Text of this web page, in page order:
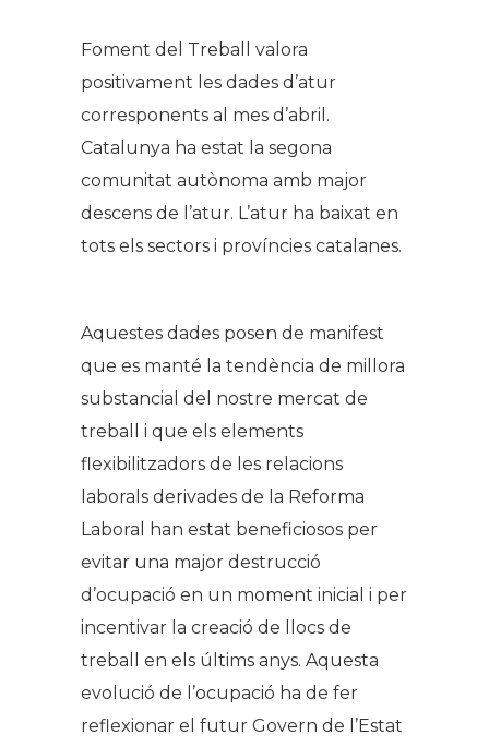
Foment del Treball valora
positivament les dades d’atur
corresponents al mes d’abril.
Catalunya ha estat la segona
comunitat autònoma amb major
descens de l’atur. L’atur ha baixat en
tots els sectors i províncies catalanes.
Aquestes dades posen de manifest
que es manté la tendència de millora
substancial del nostre mercat de
treball i que els elements
flexibilitzadors de les relacions
laborals derivades de la Reforma
Laboral han estat beneficiosos per
evitar una major destrucció
d’ocupació en un moment inicial i per
incentivar la creació de llocs de
treball en els últims anys. Aquesta
evolució de l’ocupació ha de fer
reflexionar el futur Govern de l’Estat